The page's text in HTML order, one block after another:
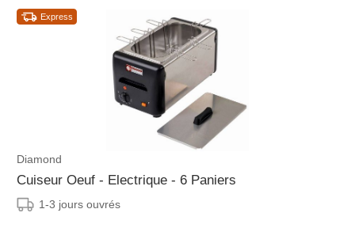
Express
Diamond
Cuiseur Oeuf - Electrique - 6 Paniers
1-3 jours ouvrés